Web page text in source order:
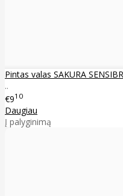
Pintas valas SAKURA
..
€910
Daugiau
Į palyginimą